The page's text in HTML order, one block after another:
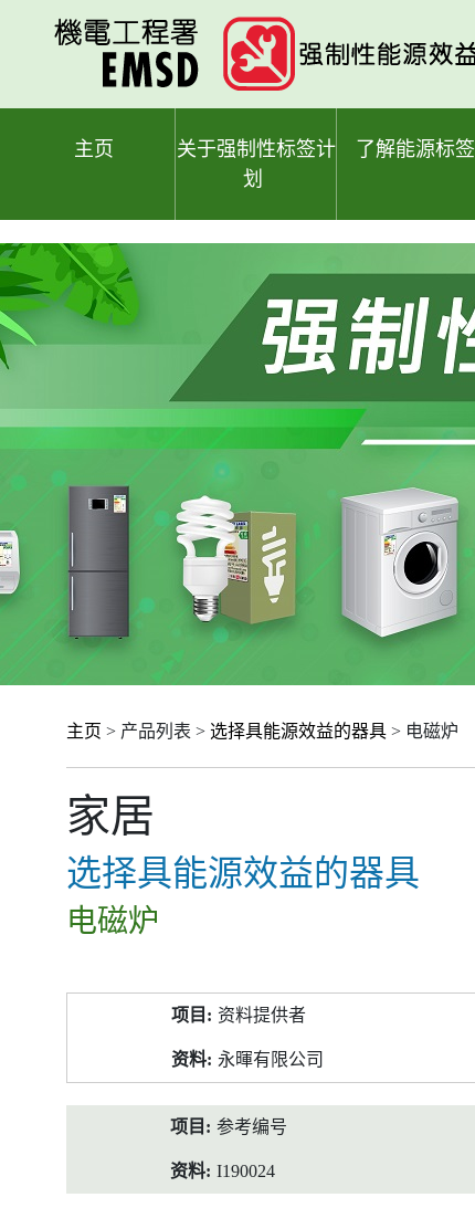
主页
关于强制性标签计
划
了解能源标签
主页 > 产品列表 > 选择具能源效益的器具 > 电磁炉
家居
选择具能源效益的器具
电磁炉
料
资料提供者
永暉有限公司
参考编号
I190024